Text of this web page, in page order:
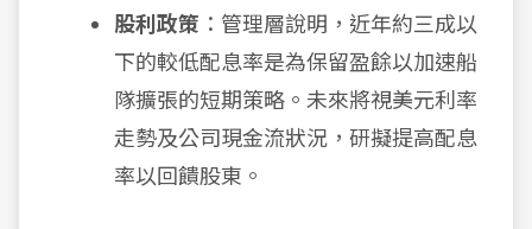
股利政策 ：管理層說明，近年約三成以
下的較低配息率是為保留盈餘以加速船
隊擴張的短期策略。未來將視美元利率
走勢及公司現金流狀況，研擬提高配息
率以回饋股東。